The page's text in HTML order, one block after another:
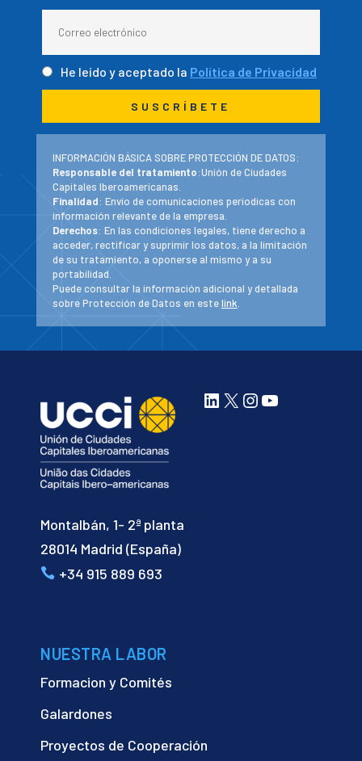
He leído y aceptado la Política de Privacidad
INFORMACIÓN BÁSICA SOBRE PROTECCIÓN DE DATOS:
Responsable del tratamiento:Unión de Ciudades
Capitales Iberoamericanas.
Finalidad: Envío de comunicaciones periodicas con
información relevante de la empresa.
Derechos: En las condiciones legales, tiene derecho a
acceder, rectificar y suprimir los datos, a la limitación
de su tratamiento, a oponerse al mismo y a su
portabilidad.
Puede consultar la información adicional y detallada
sobre Protección de Datos en estelink
Montalbán, 1- 2ª planta
28014 Madrid (España)
+34 915 889 693
LinkedIn
X Instagram
YouTube
NUESTRA LABOR
Formacion y Comités
Galardones
Proyectos de Cooperación